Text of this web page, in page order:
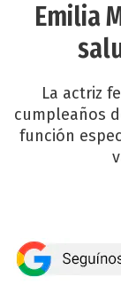
Emilia
La actriz
cumpleaños
función